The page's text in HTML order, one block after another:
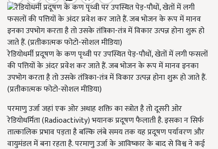
रेडियोधर्मी प्रदूषण के कण पृथ्वी पर उपस्थित पेड़-पौधों, खेतों में लगी फसलों
की पत्तियों के अंदर प्रवेश कर जाते हैं. जब भोजन के रूप में मानव इनका
उपभोग करता है तो उसके तंत्रिका-तंत्र में विकार उत्पन्न होना शुरू हो जाते हैं.
(प्रतीकात्मक फोटो-सोशल मीडिया)
परमाणु उर्जा जहां एक ओर अथाह शक्ति का स्त्रोत है तो दूसरी ओर
रेडियोधर्मिता (Radioactivity) भयानक प्रदूषण फैलाती है. इसका न सिर्फ
तात्कालिक प्रभाव पड़ता है बल्कि लंबे समय तक यह प्रदूषण पर्यावरण और
वायुमंडल में बना रहता है. परमाणु उर्जा के आविष्कार के बाद से विश्व ने कई